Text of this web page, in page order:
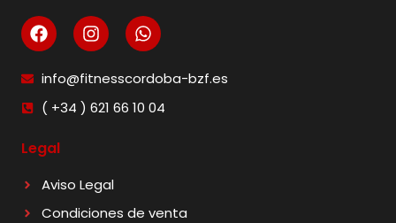
info@fitnesscordoba-bzf.es
( +34 ) 621 66 10 04
Legal
Aviso Legal
Condiciones de venta